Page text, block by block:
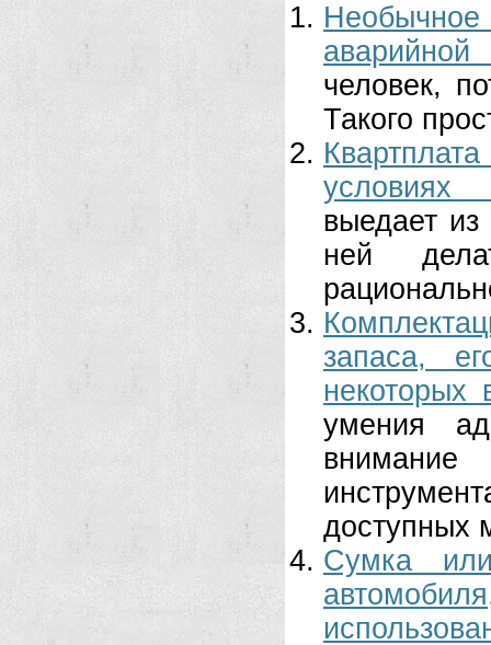
аварийной
человек,
Такого
условиях
выедает
ней
запаса,
некоторых
умения
доступных
Сумка